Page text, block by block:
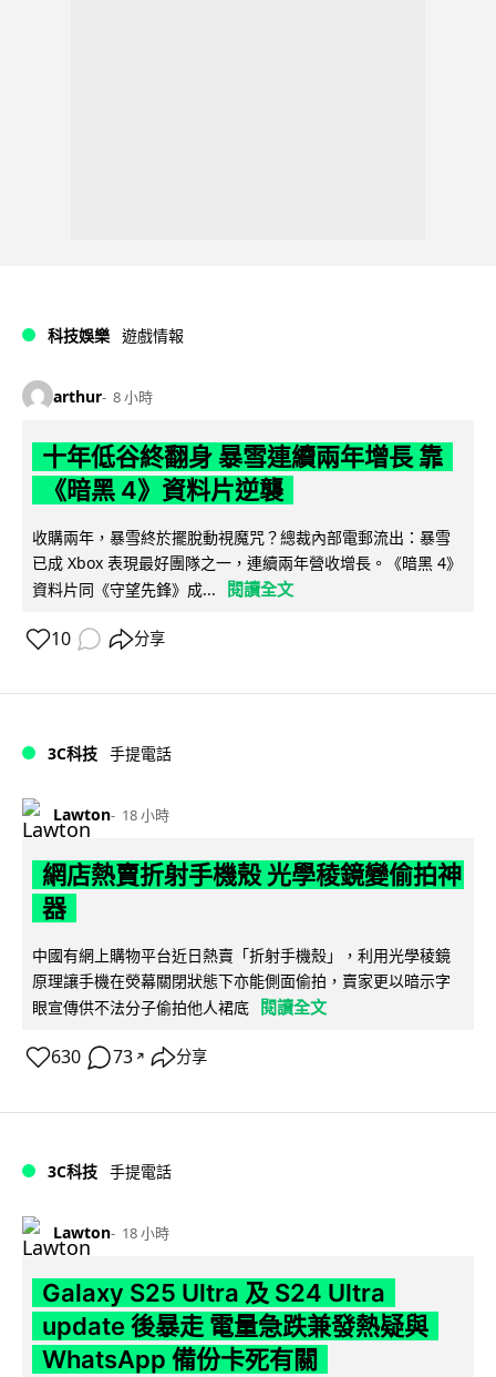
科技娛樂 遊戲情報
arthur 8 小時
十年低谷終翻身 暴雪連續兩年增長 靠
《暗黑 4》資料片逆襲
收購兩年，暴雪終於擺脫動視魔咒？總裁內部電郵流出：暴雪
已成 Xbox 表現最好團隊之一，連續兩年營收增長。《暗黑 4》
資料片同《守望先鋒》成...
閱讀全文
10 分享
3C科技 手提電話
Lawton 18 小時
網店熱賣折射手機殼 光學稜鏡變偷拍神
器
中國有網上購物平台近日熱賣「折射手機殼」，利用光學稜鏡
原理讓手機在熒幕關閉狀態下亦能側面偷拍，賣家更以暗示字
眼宣傳供不法分子偷拍他人裙底
閱讀全文
630 73 ↗ 分享
3C科技 手提電話
Lawton 18 小時
Galaxy S25 Ultra 及 S24 Ultra
update 後暴走 電量急跌兼發熱疑與
WhatsApp 備份卡死有關